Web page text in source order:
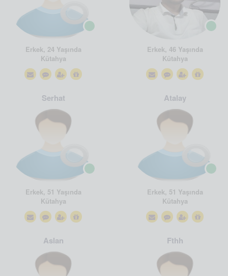
Erkek, 24 Yaşında
Kütahya
Erkek, 46 Yaşında
Kütahya
Serhat
Erkek, 51 Yaşında
Kütahya
Atalay
Erkek, 51 Yaşında
Kütahya
Aslan Fthh